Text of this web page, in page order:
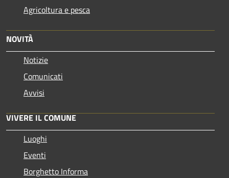
Agricoltura e pesca
NOVITÀ
Notizie
Comunicati
Avvisi
VIVERE IL COMUNE
Luoghi
Eventi
Borghetto Informa